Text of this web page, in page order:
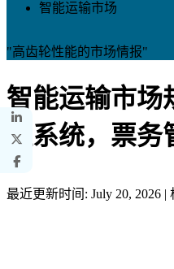
智能运输市场
"高齿轮性能的市场情报"
智能运输市场
理系统，票务
最近更新时间: July 20, 2026 |